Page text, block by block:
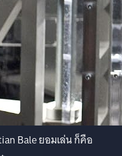
Bale ยอมเล่น ก็คือ